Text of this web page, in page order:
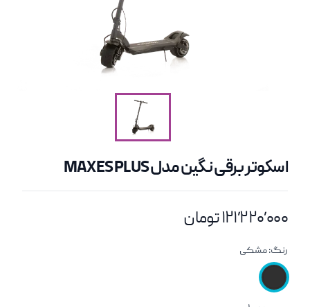
اسکوتر برقی نگین مدل MAXES PLUS
۱۲۱٬۲۲۰٬۰۰۰ تومان
رنگ:مشکی